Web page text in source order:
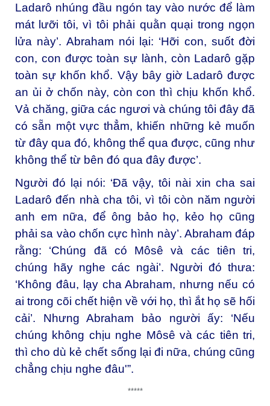
Ladarô nhúng đầu ngón tay vào nước để làm
mát lưỡi tôi, vì tôi phải quằn quại trong ngọn
lửa này’. Abraham nói lại: ‘Hỡi con, suốt đời
con, con được toàn sự lành, còn Ladarô gặp
toàn sự khốn khổ. Vậy bây giờ Ladarô được
an ủi ở chốn này, còn con thì chịu khốn khổ.
Vả chăng, giữa các ngươi và chúng tôi đây đã
có sẵn một vực thẳm, khiến những kẻ muốn
từ đây qua đó, không thể qua được, cũng như
không thể từ bên đó qua đây được’.
Người đó lại nói: ‘Ðã vậy, tôi nài xin cha sai
Ladarô đến nhà cha tôi, vì tôi còn năm người
anh em nữa, để ông bảo họ, kẻo họ cũng
phải sa vào chốn cực hình này’. Abraham đáp
rằng: ‘Chúng đã có Môsê và các tiên tri,
chúng hãy nghe các ngài’. Người đó thưa:
‘Không đâu, lạy cha Abraham, nhưng nếu có
ai trong cõi chết hiện về với họ, thì ắt họ sẽ hối
cải’. Nhưng Abraham bảo người ấy: ‘Nếu
chúng không chịu nghe Môsê và các tiên tri,
thì cho dù kẻ chết sống lại đi nữa, chúng cũng
chẳng chịu nghe đâu'”.
*****